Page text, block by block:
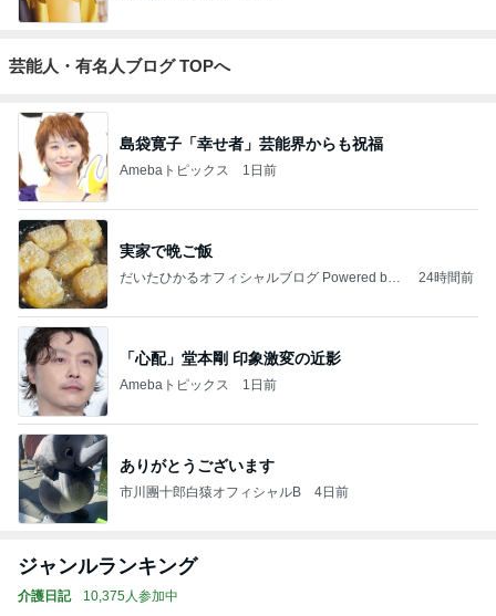
芸能人・有名人ブログ TOPへ
島袋寛子「幸せ者」芸能界からも祝福
Amebaトピックス 1日前
実家で晩ご飯
だいたひかるオフィシャルブログ Powered by
24時間前
「心配」堂本剛 印象激変の近影
Amebaトピックス 1日前
ありがとうございます
市川團十郎白猿オフィシャルB 4日前
ジャンルランキング
介護日記 10,375人参加中